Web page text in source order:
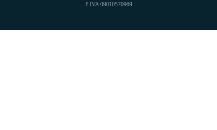
P.IVA 09010570969